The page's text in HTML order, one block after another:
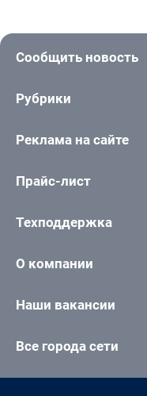
Сообщить новость
Рубрики
Реклама на сайте
Прайс-лист
Техподдержка
О компании
Наши вакансии
Все города сети